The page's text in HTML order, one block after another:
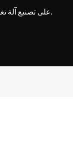
يركز Yjnpack على تصنيع آلة تغليف الوسائد منذ عام 2005.